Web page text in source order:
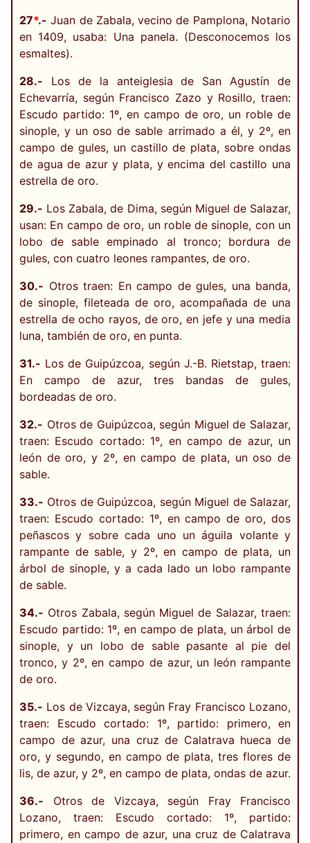
27*.- Juan de Zabala, vecino de Pamplona, Notario
en 1409, usaba: Una panela. (Desconocemos los
esmaltes).
28.- Los de la anteiglesia de San Agustín de
Echevarría, según Francisco Zazo y Rosillo, traen:
Escudo partido: 1º, en campo de oro, un roble de
sinople, y un oso de sable arrimado a él, y 2º, en
campo de gules, un castillo de plata, sobre ondas
de agua de azur y plata, y encima del castillo una
estrella de oro.
29.- Los Zabala, de Dima, según Miguel de Salazar,
usan: En campo de oro, un roble de sinople, con un
lobo de sable empinado al tronco; bordura de
gules, con cuatro leones rampantes, de oro.
30.- Otros traen: En campo de gules, una banda,
de sinople, fileteada de oro, acompañada de una
estrella de ocho rayos, de oro, en jefe y una media
luna, también de oro, en punta.
31.- Los de Guipúzcoa, según J.-B. Rietstap, traen:
En campo de azur, tres bandas de gules,
bordeadas de oro.
32.- Otros de Guipúzcoa, según Miguel de Salazar,
traen: Escudo cortado: 1º, en campo de azur, un
león de oro, y 2º, en campo de plata, un oso de
sable.
33.- Otros de Guipúzcoa, según Miguel de Salazar,
traen: Escudo cortado: 1º, en campo de oro, dos
peñascos y sobre cada uno un águila volante y
rampante de sable, y 2º, en campo de plata, un
árbol de sinople, y a cada lado un lobo rampante
de sable.
34.- Otros Zabala, según Miguel de Salazar, traen:
Escudo partido: 1º, en campo de plata, un árbol de
sinople, y un lobo de sable pasante al pie del
tronco, y 2º, en campo de azur, un león rampante
de oro.
35.- Los de Vizcaya, según Fray Francisco Lozano,
traen: Escudo cortado: 1º, partido: primero, en
campo de azur, una cruz de Calatrava hueca de
oro, y segundo, en campo de plata, tres flores de
lis, de azur, y 2º, en campo de plata, ondas de azur.
36.- Otros de Vizcaya, según Fray Francisco
Lozano, traen: Escudo cortado: 1º, partido:
primero, en campo de azur, una cruz de Calatrava